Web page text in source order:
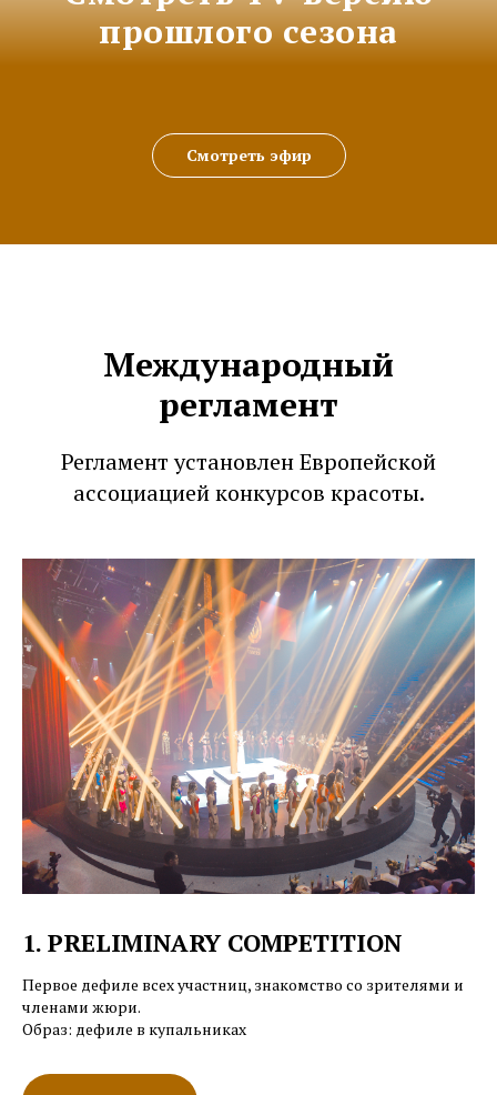
прошлого сезона
Смотреть эфир
Международный
регламент
Регламент установлен Европейской
ассоциацией конкурсов красоты.
1. PRELIMINARY COMPETITION
Первое дефиле всех участниц, знакомство со зрителями и
членами жюри.
Образ: дефиле в купальниках